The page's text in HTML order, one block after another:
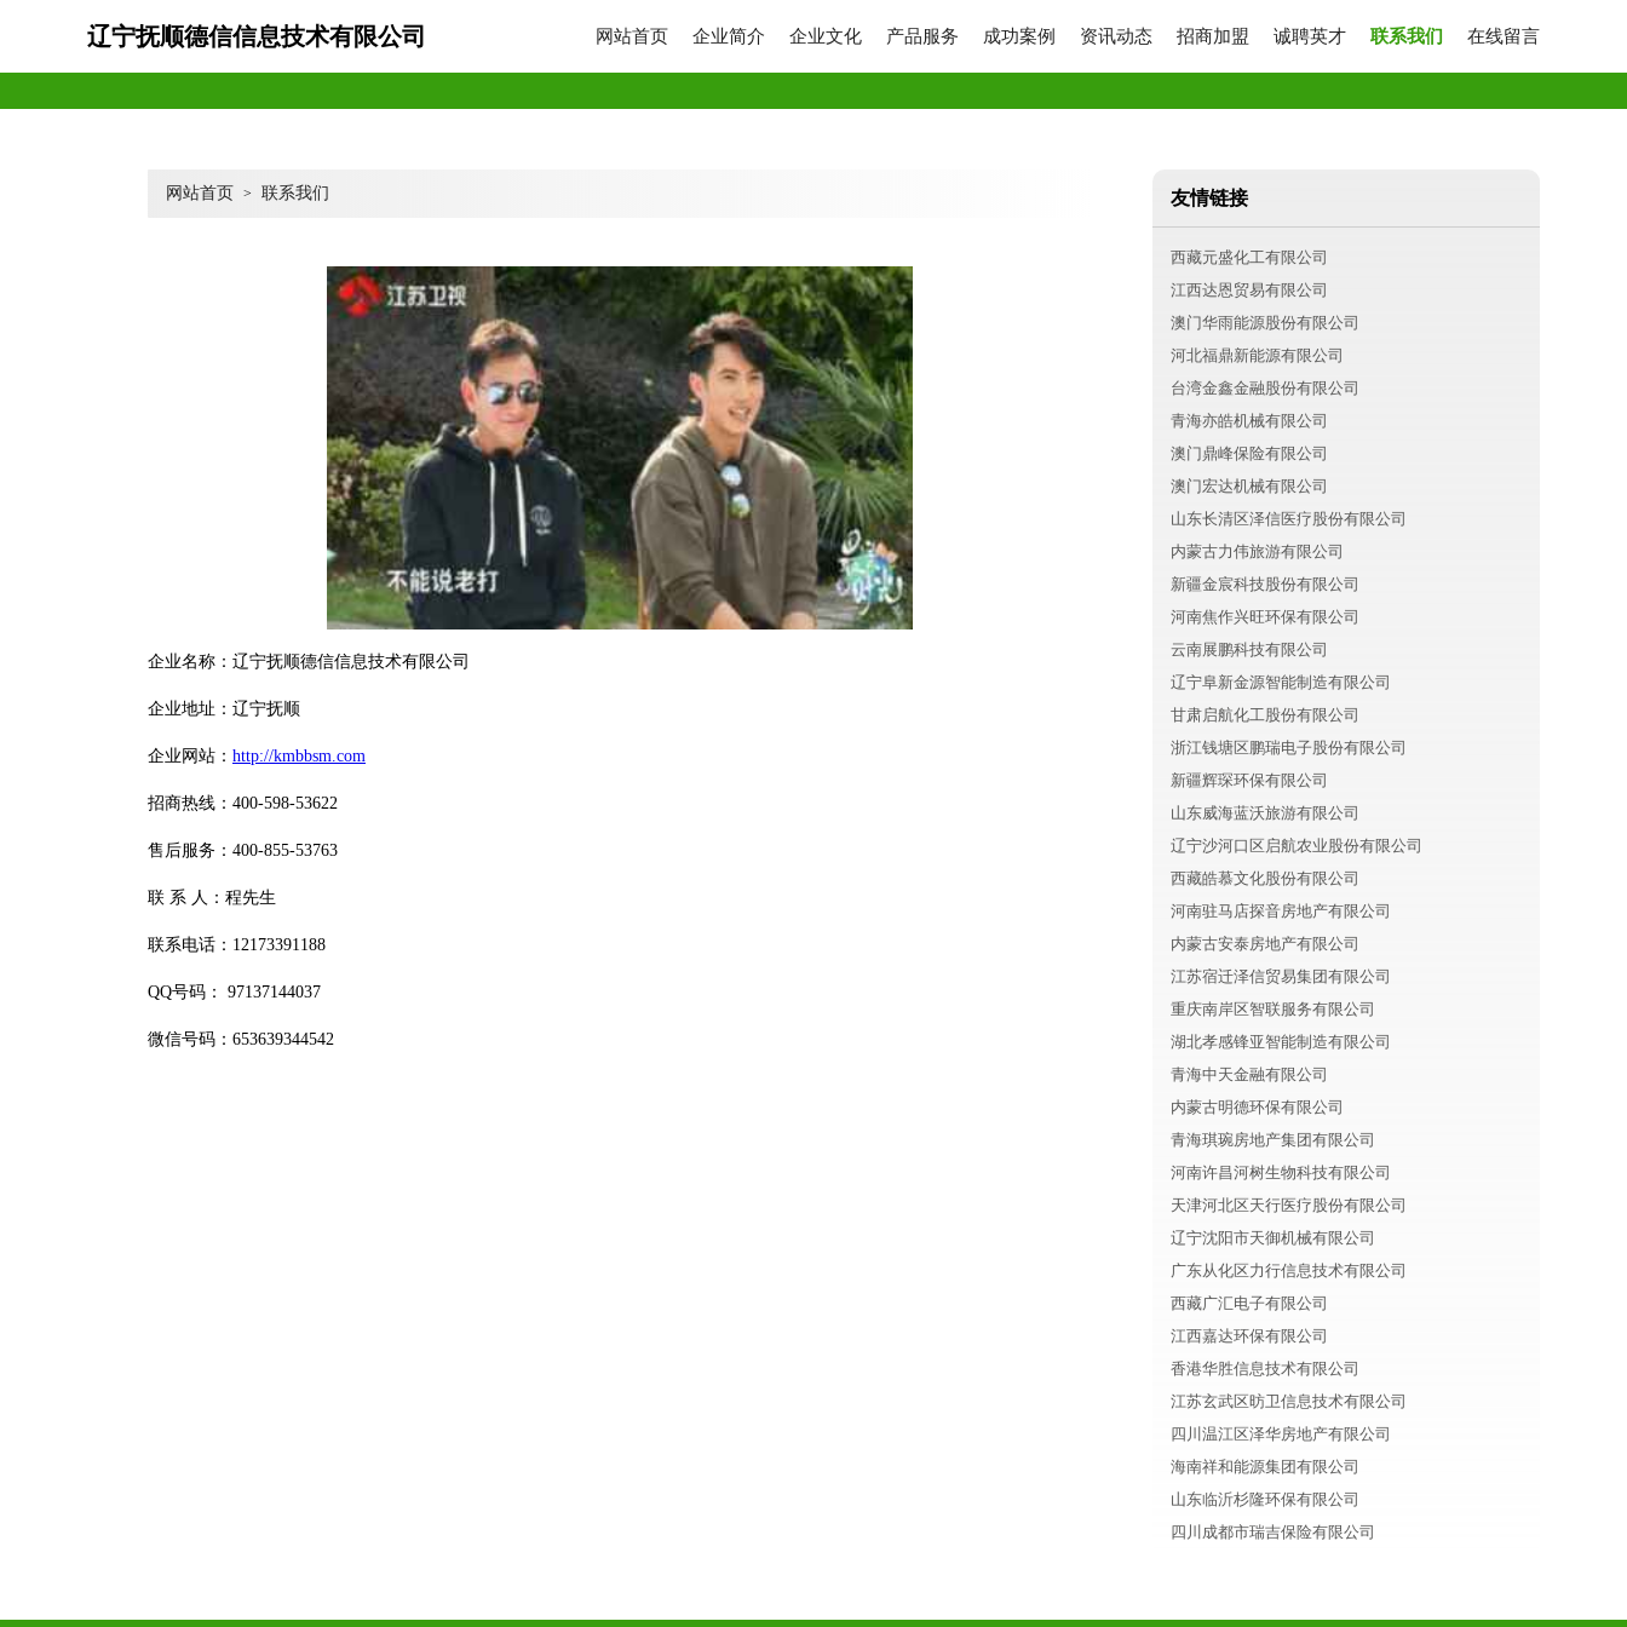
辽宁抚顺德信信息技术有限公司 网站首页 企业简介 企业文化 产品服务 成功案例 资讯动态 招商加盟 诚聘英才 联系我们 在线留言
网站首页 > 联系我们
企业名称：辽宁抚顺德信信息技术有限公司
企业地址：辽宁抚顺
企业网站： http://kmbbsm.com
招商热线：400-598-53622
售后服务：400-855-53763
联 系 人：程先生
联系电话：12173391188
QQ号码： 97137144037
微信号码：653639344542
友情链接
西藏元盛化工有限公司
江西达恩贸易有限公司
澳门华雨能源股份有限公司
河北福鼎新能源有限公司
台湾金鑫金融股份有限公司
青海亦皓机械有限公司
澳门鼎峰保险有限公司
澳门宏达机械有限公司
山东长清区泽信医疗股份有限公司
内蒙古力伟旅游有限公司
新疆金宸科技股份有限公司
河南焦作兴旺环保有限公司
云南展鹏科技有限公司
辽宁阜新金源智能制造有限公司
甘肃启航化工股份有限公司
浙江钱塘区鹏瑞电子股份有限公司
新疆辉琛环保有限公司
山东威海蓝沃旅游有限公司
辽宁沙河口区启航农业股份有限公司
西藏皓慕文化股份有限公司
河南驻马店探音房地产有限公司
内蒙古安泰房地产有限公司
江苏宿迁泽信贸易集团有限公司
重庆南岸区智联服务有限公司
湖北孝感锋亚智能制造有限公司
青海中天金融有限公司
内蒙古明德环保有限公司
青海琪琬房地产集团有限公司
河南许昌河树生物科技有限公司
天津河北区天行医疗股份有限公司
辽宁沈阳市天御机械有限公司
广东从化区力行信息技术有限公司
西藏广汇电子有限公司
江西嘉达环保有限公司
香港华胜信息技术有限公司
江苏玄武区昉卫信息技术有限公司
四川温江区泽华房地产有限公司
海南祥和能源集团有限公司
山东临沂杉隆环保有限公司
四川成都市瑞吉保险有限公司